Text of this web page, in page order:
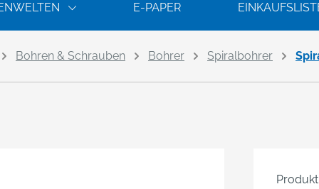
E-PAPER
Bohren & Schrauben Bohrer Spiralbohrer